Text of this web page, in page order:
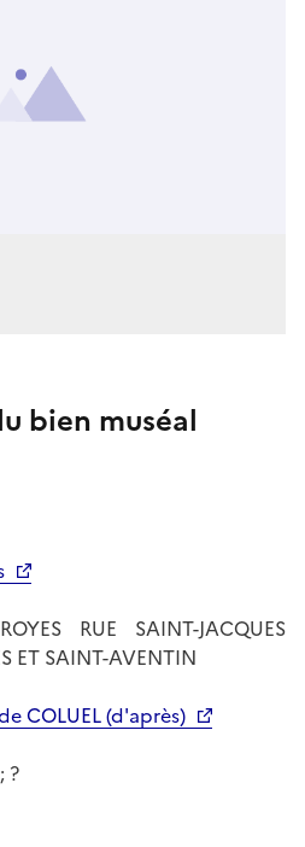
bien muséal
RUE SAINT-JACQUES
ET SAINT-AVENTIN
COLUEL (d'après)
?